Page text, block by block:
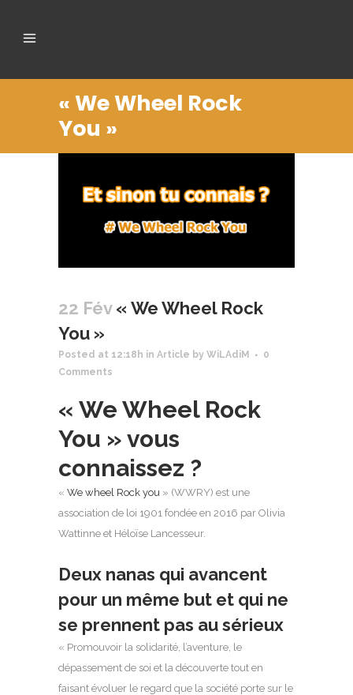
« We Wheel Rock
You »
22 Fév« We Wheel Rock
You »
Posted at 12:18h in Article by WiLAdiM
0
Comments
« We Wheel Rock
You » vous
connaissez ?
« We wheel Rock you » (WWRY) est une
association de loi 1901 fondée en 2016 par Olivia
Wattinne et Héloïse Lancesseur.
Deux nanas qui avancent
pour un même but et qui ne
se prennent pas au sérieux
« Promouvoir la solidarité, l’aventure, le
dépassement de soi et la découverte tout en
faisant évoluer le regard que la société porte sur le